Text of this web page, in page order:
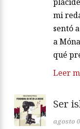
mi
sentó
a
qué
Leer
Ser
agosto